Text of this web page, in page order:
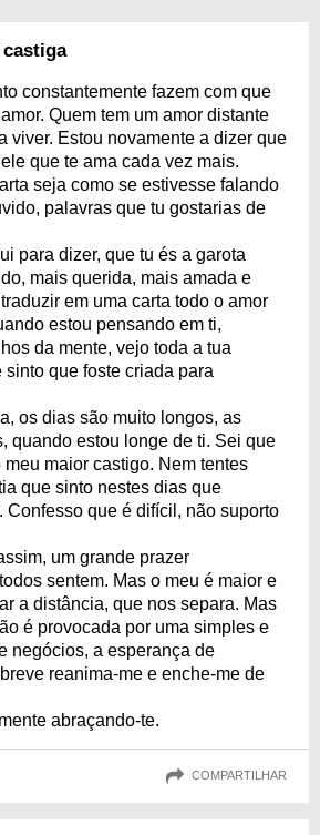
constantemente fazem com que
Quem tem um amor distante
viver. Estou novamente a dizer que
que te ama cada vez mais.
seja como se estivesse falando
palavras que tu gostarias de
para dizer, que tu és a garota
mais querida, mais amada e
em uma carta todo o amor
estou pensando em ti,
da mente, vejo toda a tua
sinto que foste criada para
os dias são muito longos, as
quando estou longe de ti. Sei que
maior castigo. Nem tentes
que sinto nestes dias que
Confesso que é difícil, não suporto
um grande prazer
sentem. Mas o meu é maior e
a distância, que nos separa. Mas
é provocada por uma simples e
negócios, a esperança de
reanima-me e enche-me de
abraçando-te.
COMPARTILHAR